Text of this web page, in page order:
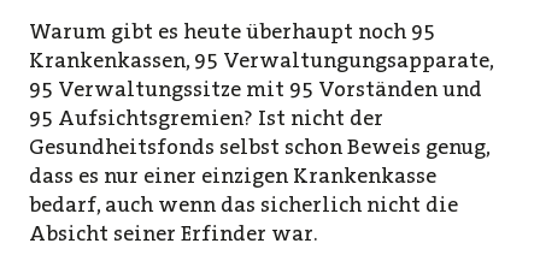
Warum gibt es heute überhaupt noch 95
Krankenkassen, 95 Verwaltungungsapparate,
95 Verwaltungssitze mit 95 Vorständen und
95 Aufsichtsgremien? Ist nicht der
Gesundheitsfonds selbst schon Beweis genug,
dass es nur einer einzigen Krankenkasse
bedarf, auch wenn das sicherlich nicht die
Absicht seiner Erfinder war.